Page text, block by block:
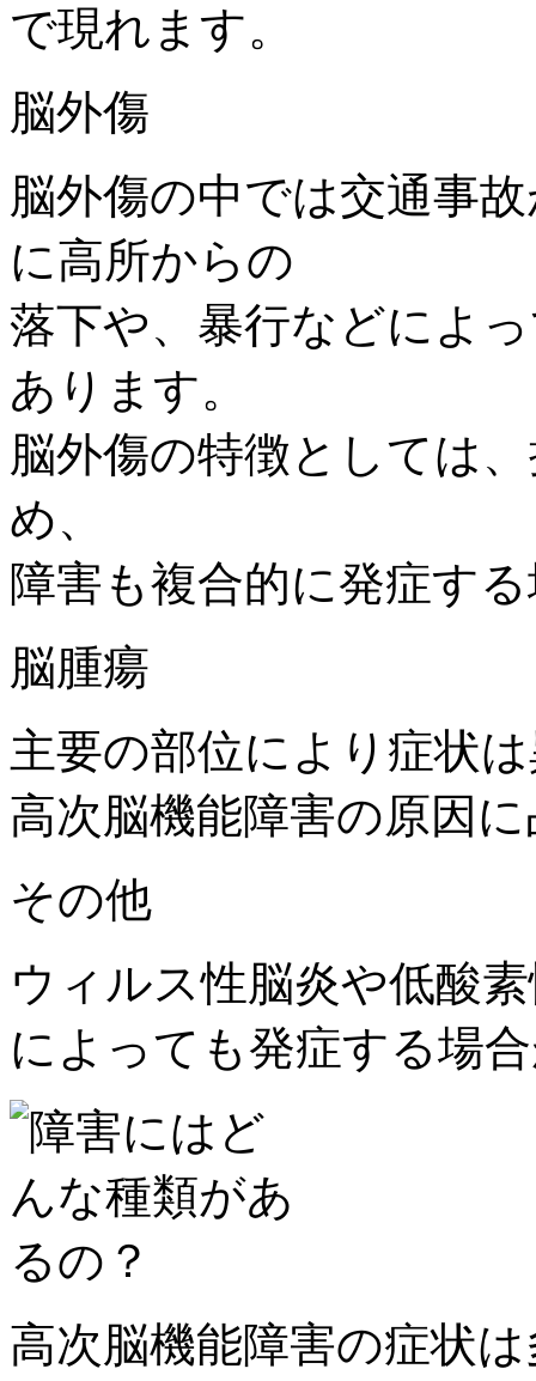
で現れます。
脳外傷
脳外傷の中では交通事
に高所からの
落下や、暴行などによ
あります。
脳外傷の特徴としては
め、
障害も複合的に発症す
脳腫瘍
主要の部位により症状
高次脳機能障害の原因
その他
ウィルス性脳炎や低酸
によっても発症する場
高次脳機能障害の症状